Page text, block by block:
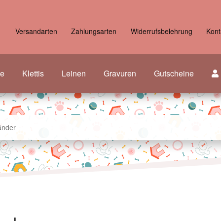
Versandarten Zahlungsarten Widerrufsbelehrung
Klettis Leinen Gravuren Gutscheine